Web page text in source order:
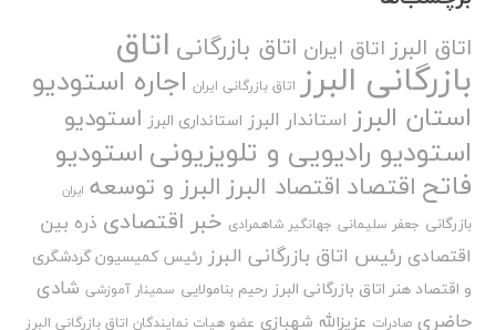
اتاق البرزاتاق ایران اتاق بازرگانی اتاق
بازرگانی البرز اتاق بازرگانی ایران اجاره استودیو
استان البرز استاندار البرز استانداری البرز استودیو
استودیو رادیویی و تلویزیونیاستودیو
فاتح اقتصاد اقتصاد البرزالبرز و توسعه ایران
بازرگانی جعفر سلیمانی جهانگیر شاهمرادی خبر اقتصادی ذره بین
اقتصادی رئیس اتاق بازرگانی البرز رئیس کمیسیون گردشگری
و اقتصاد هنر اتاق بازرگانی البرز رحیم بنامولایی سمینار آموزشی شادی
حاضری صادرات عزیزالله شهبازی عضو هیات نمایندگان اتاق بازرگانی البرز